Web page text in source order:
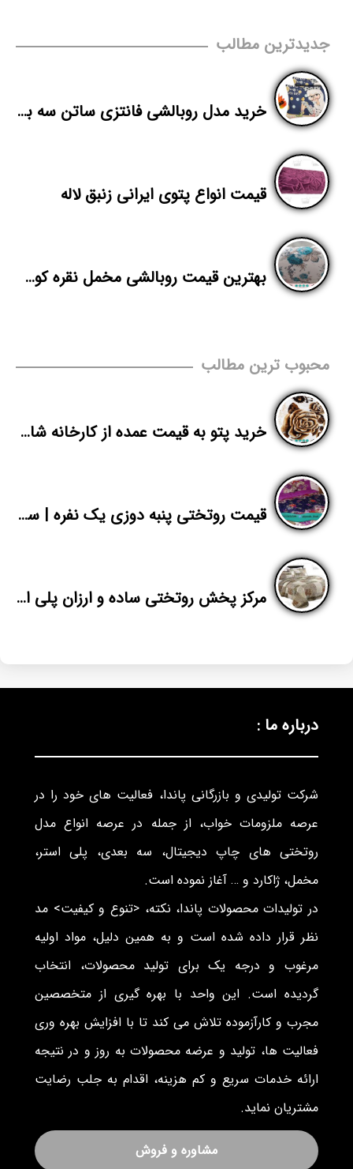
جدیدترین مطالب
خرید مدل روبالشی فانتزی ساتن سه بعدی
قیمت انواع پتوی ایرانی زنبق لاله
بهترین قیمت روبالشی مخمل نقره کوب برای صادرات
محبوب ترین مطالب
خرید پتو به قیمت عمده از کارخانه شادیلون
قیمت روتختی پنبه دوزی یک نفره | سایت فروش انواع روتختی عروسکی | پاندا
مرکز پخش روتختی ساده و ارزان پلی استر
درباره ما :
شرکت تولیدی و بازرگانی پاندا، فعالیت های خود را در
عرصه ملزومات خواب، از جمله در عرصه انواع مدل
روتختی های چاپ دیجیتال، سه بعدی، پلی استر،
مخمل، ژاکارد و … آغاز نموده است.
در تولیدات محصولات پاندا، نکته، <تنوع و کیفیت> مد
نظر قرار داده شده است و به همین دلیل، مواد اولیه
مرغوب و درجه یک برای تولید محصولات، انتخاب
گردیده است. این واحد با بهره گیری از متخصصین
مجرب و کارآزموده تلاش می کند تا با افزایش بهره وری
فعالیت ها، تولید و عرضه محصولات به روز و در نتیجه
ارائه خدمات سریع و کم هزینه، اقدام به جلب رضایت
مشتریان نماید.
مشاوره و فروش